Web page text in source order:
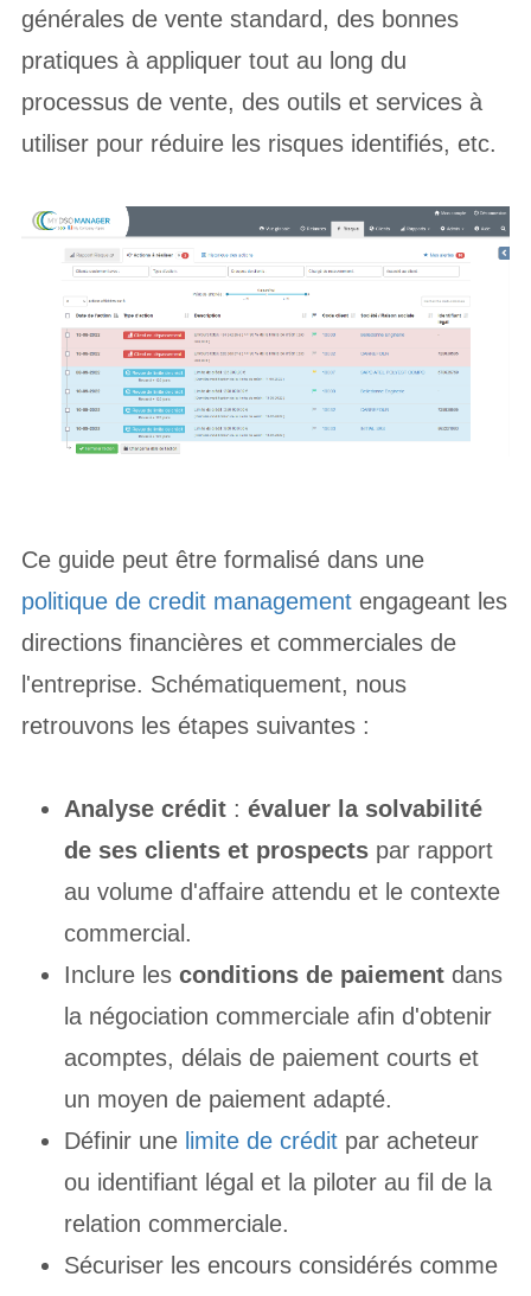
générales de vente standard, des bonnes
pratiques à appliquer tout au long du
processus de vente, des outils et services à
utiliser pour réduire les risques identifiés, etc.
Ce guide peut être formalisé dans une
politique de credit managementengageant les
directions financières et commerciales de
l'entreprise. Schématiquement, nous
retrouvons les étapes suivantes :
Analyse crédit: évaluer la solvabilité
de ses clients et prospectspar rapport
au volume d'affaire attendu et le contexte
commercial.
Inclure les conditions de paiementdans
la négociation commerciale afin d'obtenir
acomptes, délais de paiement courts et
un moyen de paiement adapté.
Définir une limite de créditpar acheteur
ou identifiant légal et la piloter au fil de la
relation commerciale.
Sécuriser les encours considérés comme